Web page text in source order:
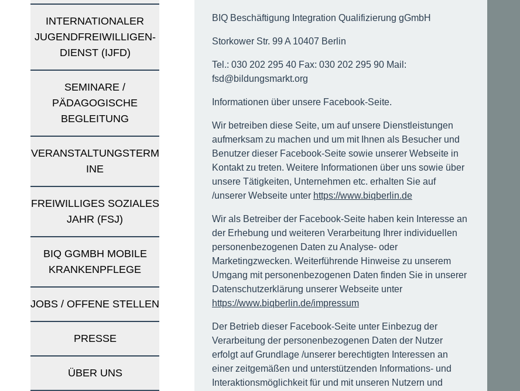
INTERNATIONALER
JUGENDFREIWILLIGEN-
DIENST (IJFD)
SEMINARE /
PÄDAGOGISCHE
BEGLEITUNG
VERANSTALTUNGSTERM
INE
FREIWILLIGES SOZIALES
JAHR (FSJ)
BIQ GGMBH MOBILE
KRANKENPFLEGE
JOBS / OFFENE STELLEN
PRESSE
ÜBER UNS
BIQ Beschäftigung Integration Qualifizierung gGmbH
Storkower Str. 99 A 10407 Berlin
Tel.: 030 202 295 40 Fax: 030 202 295 90 Mail:
fsd@bildungsmarkt.org
Informationen über unsere Facebook-Seite.
Wir betreiben diese Seite, um auf unsere Dienstleistungen
aufmerksam zu machen und um mit Ihnen als Besucher und
Benutzer dieser Facebook-Seite sowie unserer Webseite in
Kontakt zu treten. Weitere Informationen über uns sowie über
unsere Tätigkeiten, Unternehmen etc. erhalten Sie auf
/unserer Webseite unter https://www.biqberlin.de
Wir als Betreiber der Facebook-Seite haben kein Interesse an
der Erhebung und weiteren Verarbeitung Ihrer individuellen
personenbezogenen Daten zu Analyse- oder
Marketingzwecken. Weiterführende Hinweise zu unserem
Umgang mit personenbezogenen Daten finden Sie in unserer
Datenschutzerklärung unserer Webseite unter
https://www.biqberlin.de/impressum
Der Betrieb dieser Facebook-Seite unter Einbezug der
Verarbeitung der personenbezogenen Daten der Nutzer
erfolgt auf Grundlage /unserer berechtigten Interessen an
einer zeitgemäßen und unterstützenden Informations- und
Interaktionsmöglichkeit für und mit unseren Nutzern und